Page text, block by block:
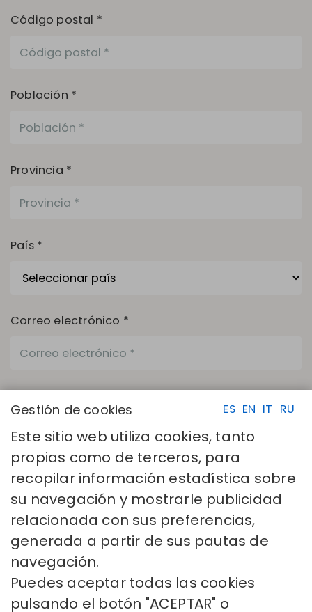
Código postal *
Población *
Provincia *
País *
Correo electrónico *
Los campos con asterisco (*) son necesarios.
He leído y acepto la Política de privacidad
ENVIAR
ES EN IT RU
Gestión de cookies
Este sitio web utiliza cookies, tanto
propias como de terceros, para
recopilar información estadística sobre
su navegación y mostrarle publicidad
relacionada con sus preferencias,
generada a partir de sus pautas de
navegación.
Puedes aceptar todas las cookies
pulsando el botón "ACEPTAR" o